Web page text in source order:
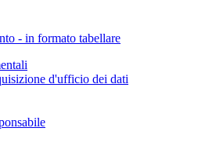
- in formato tabellare
d'ufficio dei dati